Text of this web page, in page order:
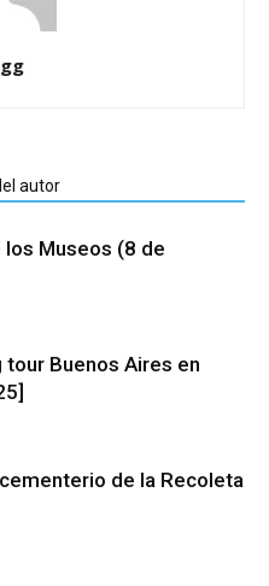
autor
los Museos (8 de
tour Buenos Aires en
de la Recoleta